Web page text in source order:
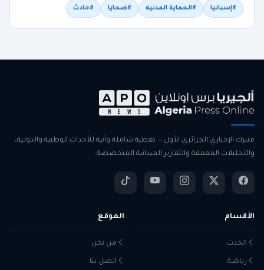
#إسبانيا #الحماية المدنية #ضحايا #حادث
منبرك الإخباري الجزائري الأول — تغطية شاملة وآنية للأحداث الوطنية والدولية،
والتحليلات المعمقة والتقارير الميدانية المتخصصة.
الأقسام
الحدث
رياضة
الموقع
من نحن
اتصل بنا